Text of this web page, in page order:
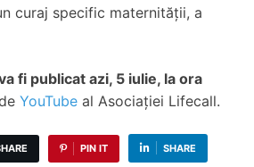
curaj specific maternității, a
fi publicat azi, 5 iulie, la ora
YouTube al Asociației Lifecall.
PIN IT SHARE